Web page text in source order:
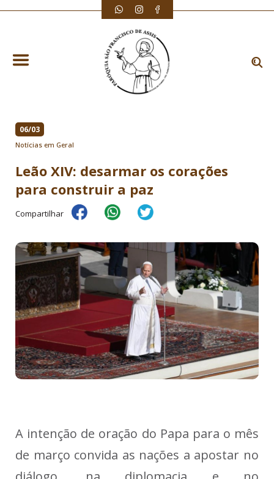
06/03
Notícias em Geral
Leão XIV: desarmar os corações
para construir a paz
Compartilhar
A intenção de oração do Papa para o mês
de março convida as nações a apostar no